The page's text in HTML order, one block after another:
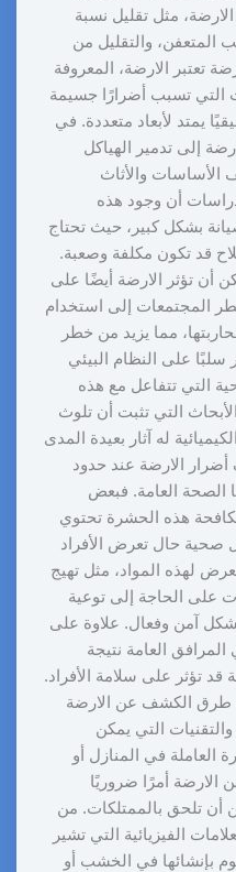
الارضة، مثل تقليل نسبة
المتعفن، والتقليل من
تعتبر الارضة، المعروفة
التي تسبب أضرارًا جسيمة
يمتد لأبعاد متعددة. في
إلى تدمير الهياكل
الأساسات والأثاث
أن وجود هذه
بشكل كبير، حيث تحتاج
قد تكون مكلفة وصعبة.
أن تؤثر الارضة أيضًا على
المجتمعات إلى استخدام
مما يزيد من خطر
سلبًا على النظام البيئي
التي تتفاعل مع هذه
التي تثبت أن تلوث
له آثار بعيدة المدى
أضرار الارضة عند حدود
الصحة العامة. فبعض
هذه الحشرة تحتوي
حال تعرض الأفراد
لهذه المواد، مثل تهيج
على الحاجة إلى توعية
آمن وفعال. علاوة على
العامة نتيجة
تؤثر على سلامة الأفراد.
الكشف عن الارضة
التي يمكن
العاملة في المنازل أو
الارضة أمرًا ضروريًا
أن تلحق بالممتلكات. من
الفيزيائية التي تشير
بإنشائها في الخشب أو